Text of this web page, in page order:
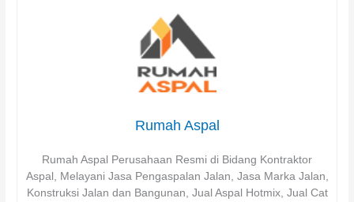
Rumah Aspal
Rumah Aspal Perusahaan Resmi di Bidang Kontraktor
Aspal, Melayani Jasa Pengaspalan Jalan, Jasa Marka Jalan,
Konstruksi Jalan dan Bangunan, Jual Aspal Hotmix, Jual Cat